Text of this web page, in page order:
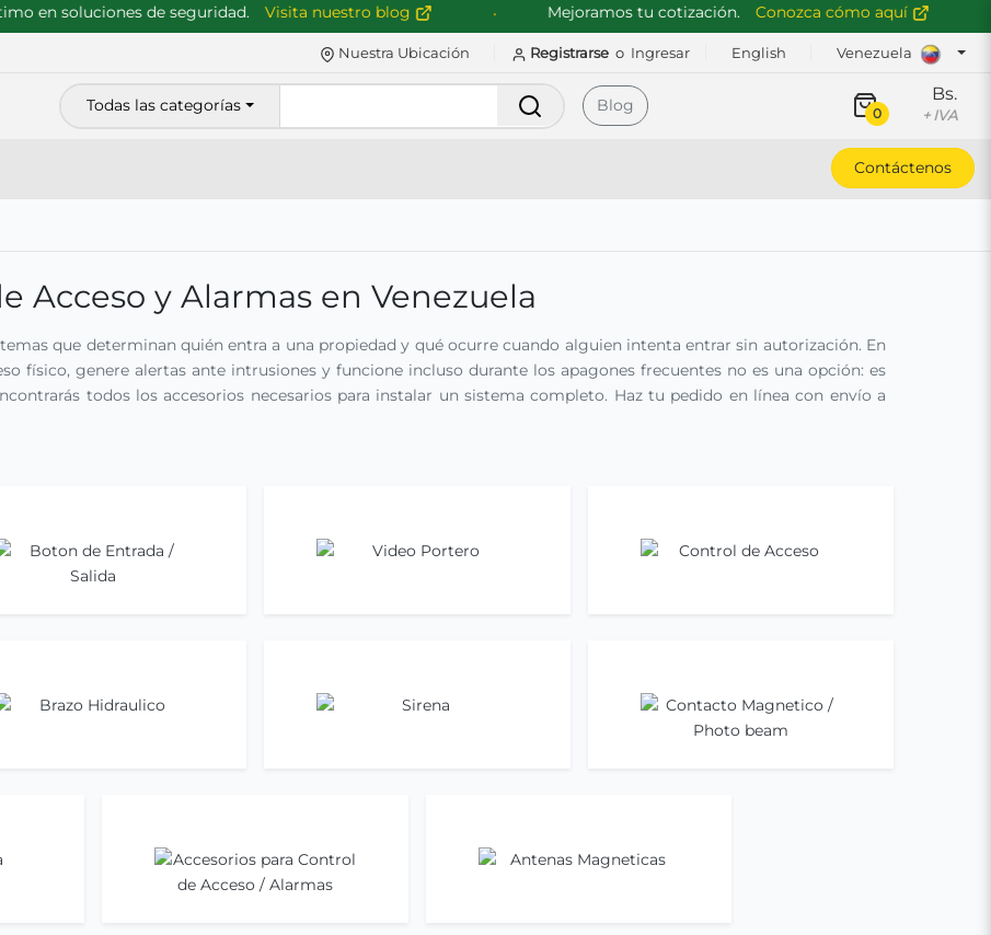
Mejoramos tu cotización. Conozca cómo aquí
soluciones de seguridad. Visita nuestro blog
Nuestra Ubicación Registrarse o Ingresar English Venezuela
Todas las categorías Buscar Blog 0
Bs.
+ IVA
Contáctenos
Acceso y Alarmas en Venezuela
que determinan quién entra a una propiedad y qué ocurre cuando alguien intenta entrar sin autorización. En
físico, genere alertas ante intrusiones y funcione incluso durante los apagones frecuentes no es una opción: es
todos los accesorios necesarios para instalar un sistema completo. Haz tu pedido en línea con envío a
Ir ahora
Ir ahora
Ir ahora